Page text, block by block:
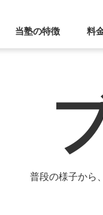
当塾の特徴 料
普段の様子から